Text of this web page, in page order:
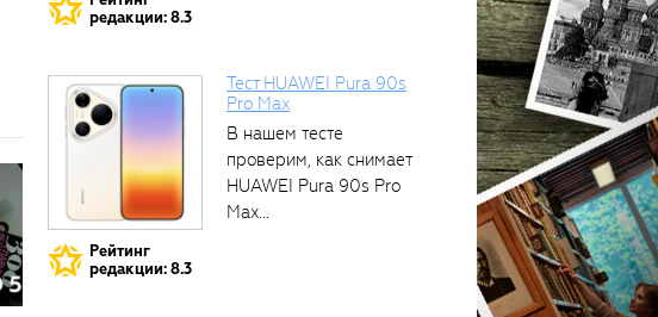
редакции: 8.3
Рейтинг
редакции: 8.3
Тест HUAWEI Pura 90s
Pro Max
В нашем тесте
проверим, как снимает
HUAWEI Pura 90s Pro
Max...